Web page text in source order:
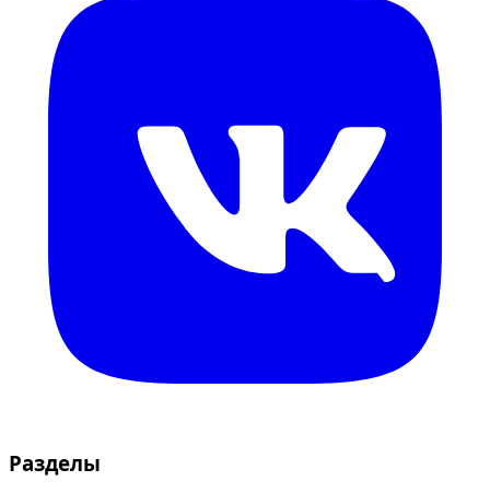
Разделы